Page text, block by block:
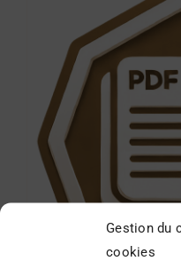
Gestion du
cookies